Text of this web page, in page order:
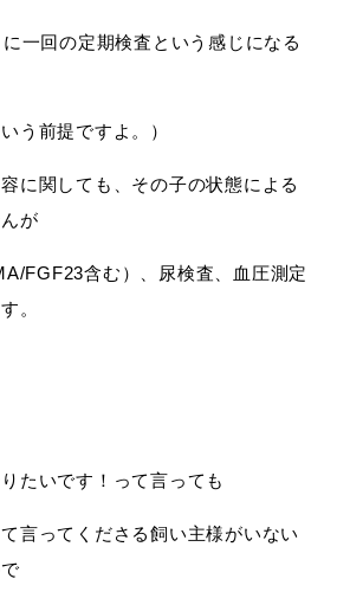
一回の定期検査という感じになる
う前提ですよ。）
に関しても、その子の状態による
が
FGF23含む）、尿検査、血圧測定
。
たいです！って言っても
言ってくださる飼い主様がいない